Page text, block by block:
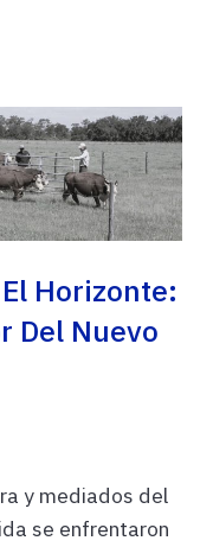
Horizonte:
Del Nuevo
y mediados del
se enfrentaron